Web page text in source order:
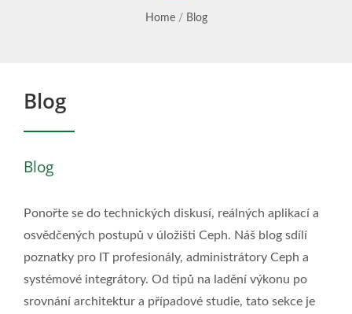
Home / Blog
Blog
Blog
Ponořte se do technických diskusí, reálných aplikací a
osvědčených postupů v úložišti Ceph. Náš blog sdílí
poznatky pro IT profesionály, administrátory Ceph a
systémové integrátory. Od tipů na ladění výkonu po
srovnání architektur a případové studie, tato sekce je